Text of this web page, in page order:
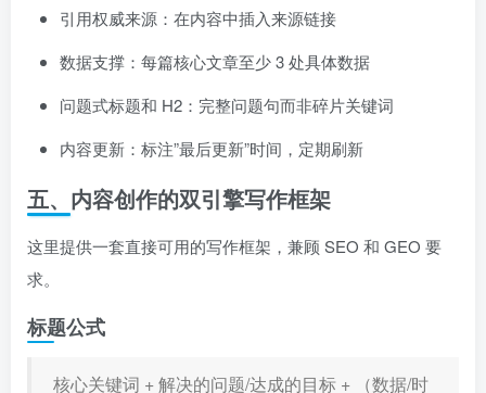
引用权威来源：在内容中插入来源链接
数据支撑：每篇核心文章至少 3 处具体数据
问题式标题和 H2：完整问题句而非碎片关键词
内容更新：标注”最后更新”时间，定期刷新
五、内容创作的双引擎写作框架
这里提供一套直接可用的写作框架，兼顾 SEO 和 GEO 要
求。
标题公式
核心关键词 + 解决的问题/达成的目标 + （数据/时